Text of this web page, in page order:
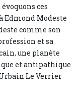
ces
Edmond Modeste
comme son
et sa
une planète
et antipathique
Le Verrier